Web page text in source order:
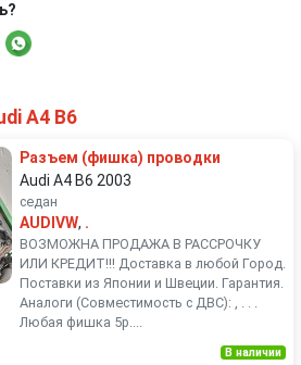
A4 B6
Разъем (фишка) проводки
Audi A4 B6 2003
седан
AUDIVW, .
ВОЗМОЖНА ПРОДАЖА В РАССРОЧКУ
ИЛИ КРЕДИТ!!! Доставка в любой Город.
Поставки из Японии и Швеции. Гарантия.
Аналоги (Совместимость с ДВС): , . . .
Любая фишка 5р....
В наличии